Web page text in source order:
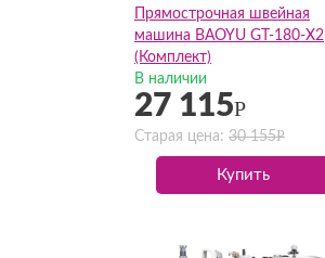
Прямострочная швейная
машина BAOYU GT-180-X2
(Комплект)
В наличии
27 115Р
Старая цена: 30 155Р
Купить